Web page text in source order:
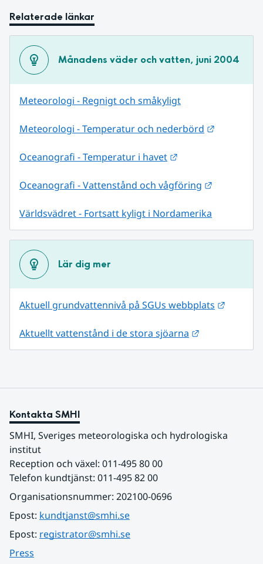
Relaterade länkar
Månadens väder och vatten, juni 2004
Meteorologi - Regnigt och småkyligt
Meteorologi - Temperatur och nederbörd
Oceanografi - Temperatur i havet
Oceanografi - Vattenstånd och vågföring
Världsvädret - Fortsatt kyligt i Nordamerika
Lär dig mer
Aktuell grundvattennivå på SGUs webbplats
Aktuellt vattenstånd i de stora sjöarna
Kontakta SMHI
SMHI, Sveriges meteorologiska och hydrologiska
institut
Reception och växel: 011-495 80 00
Telefon kundtjänst: 011-495 82 00
Organisationsnummer: 202100-0696
Epost: kundtjanst@smhi.se
Epost: registrator@smhi.se
Press